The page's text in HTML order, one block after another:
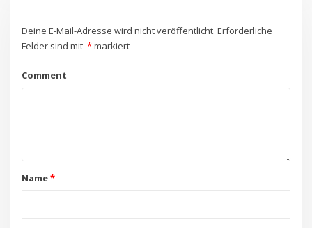
Deine E-Mail-Adresse wird nicht veröffentlicht. Erforderliche
Felder sind mit *markiert
Comment
Name*